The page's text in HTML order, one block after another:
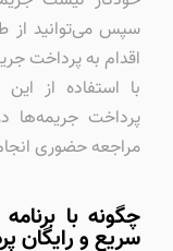
سپس می‌توانید از
اقدام به پرداخت
با استفاده از این
پرداخت جریمه‌ها
مراجعه حضوری
چگونه با
سریع و رایگان